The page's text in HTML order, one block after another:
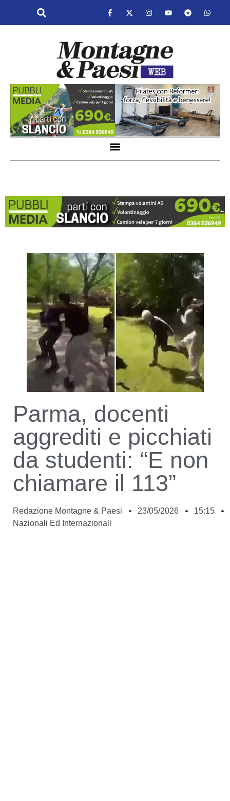
Parma, docenti
aggrediti e picchiati
da studenti: “E non
chiamare il 113”
Redazione Montagne & Paesi 23/05/2026
15:15
Nazionali Ed Internazionali